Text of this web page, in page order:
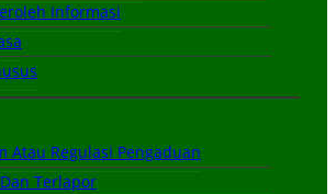
Informasi
Atau Regulasi Pengaduan
Terlapor